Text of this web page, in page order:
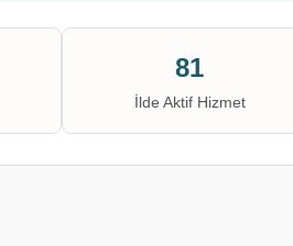
81
İlde Aktif Hizmet